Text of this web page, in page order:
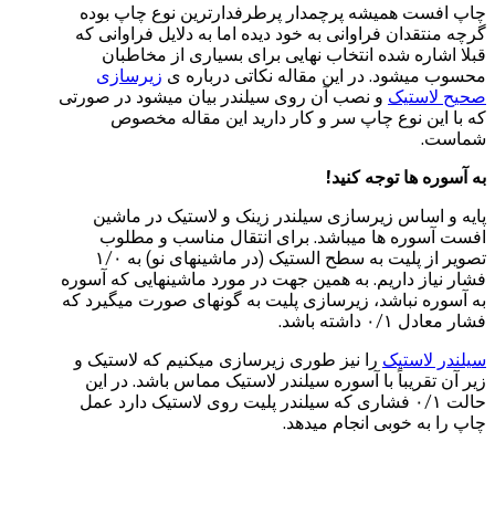
چاپ افست همیشه پرچمدار پرطرفدارترین نوع چاپ بوده
گرچه منتقدان فراوانی به خود دیده اما به دلایل فراوانی که
قبلا اشاره شده انتخاب نهایی برای بسیاری از مخاطبان
محسوب میشود. در این مقاله نکاتی درباره ی زیرسازی
صحیح لاستیک و نصب آن روی سیلندر بیان میشود در صورتی
که با این نوع چاپ سر و کار دارید این مقاله مخصوص
شماست.
به آسوره ها توجه کنید!
پایه و اساس زیرسازی سیلندر زینک و لاستیک در ماشین
افست آسوره ها میباشد. برای انتقال مناسب و مطلوب
تصویر از پلیت به سطح الستیک (در ماشینهای نو) به ۱/۰
فشار نیاز داریم. به همین جهت در مورد ماشینهایی که آسوره
به آسوره نباشد، زیرسازی پلیت به گونهای صورت میگیرد که
فشار معادل ۰/۱ داشته باشد.
سیلندر لاستیک را نیز طوری زیرسازی میکنیم که لاستیک و
زیر آن تقریباً با آسوره سیلندر لاستیک مماس باشد. در این
حالت ۰/۱ فشاری که سیلندر پلیت روی لاستیک دارد عمل
چاپ را به خوبی انجام میدهد.